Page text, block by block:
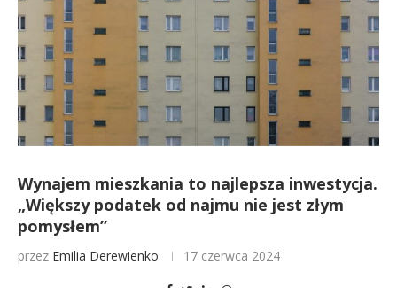
Wynajem mieszkania to najlepsza inwestycja.
„Większy podatek od najmu nie jest złym
pomysłem”
przez Emilia Derewienko 17 czerwca 2024